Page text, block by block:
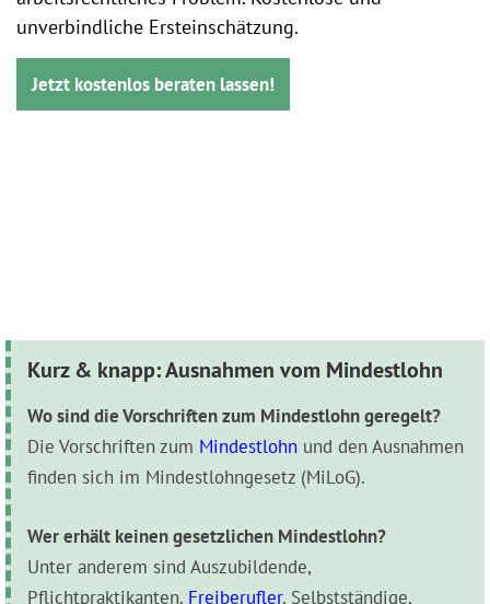
unverbindliche Ersteinschätzung.
Jetzt kostenlos beraten lassen!
Kurz & knapp: Ausnahmen vom Mindestlohn
Wo sind die Vorschriften zum Mindestlohn geregelt?
Die Vorschriften zum Mindestlohn und den Ausnahmen
finden sich im Mindestlohngesetz (MiLoG).
Wer erhält keinen gesetzlichen Mindestlohn?
Unter anderem sind Auszubildende,
Pflichtpraktikanten, Freiberufler, Selbstständige,